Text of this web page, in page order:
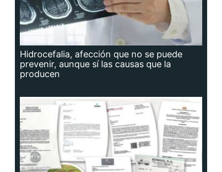
Hidrocefalia, afección que no se puede
prevenir, aunque sí las causas que la
producen